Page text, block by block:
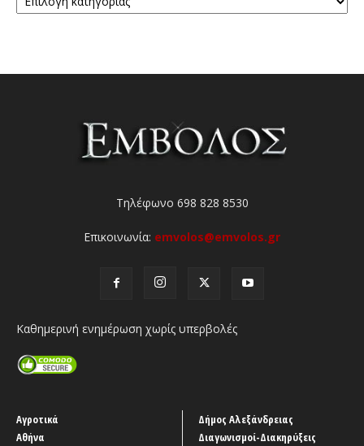
Τηλέφωνο 698 828 8530
Επικοινωνία: emvolos@emvolos.gr
Καθημερινή ενημέρωση χωρίς υπερβολές
Αγροτικά
Αθήνα
Δήμος Αλεξάνδρειας
Διαγωνισμοί-Διακηρύξεις